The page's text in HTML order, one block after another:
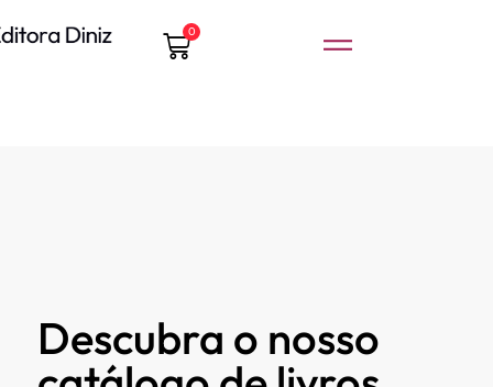
0
Descubra o nosso